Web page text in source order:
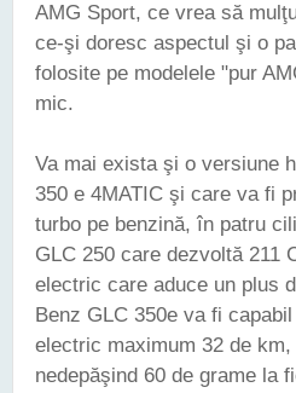
AMG Sport, ce vrea să
ce-şi doresc aspectul şi o
folosite pe modelele "pur
mic.
Va mai exista şi o versiune
350 e 4MATIC şi care va fi
turbo pe benzină, în patru
GLC 250 care dezvoltă 211
electric care aduce un plus
Benz GLC 350e va fi
electric maximum 32 de
nedepăşind 60 de grame la